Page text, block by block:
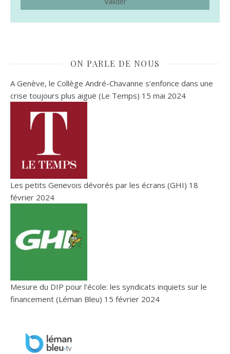
ON PARLE DE NOUS
A Genève, le Collège André-Chavanne s’enfonce dans une
crise toujours plus aiguë (Le Temps) 15 mai 2024
Les petits Genevois dévorés par les écrans (GHI) 18
février 2024
Mesure du DIP pour l’école: les syndicats inquiets sur le
financement (Léman Bleu) 15 février 2024